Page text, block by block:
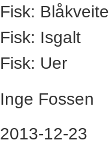
Fisk: Blåkveite
Fisk: Isgalt
Fisk: Uer
Inge Fossen
2013-12-23